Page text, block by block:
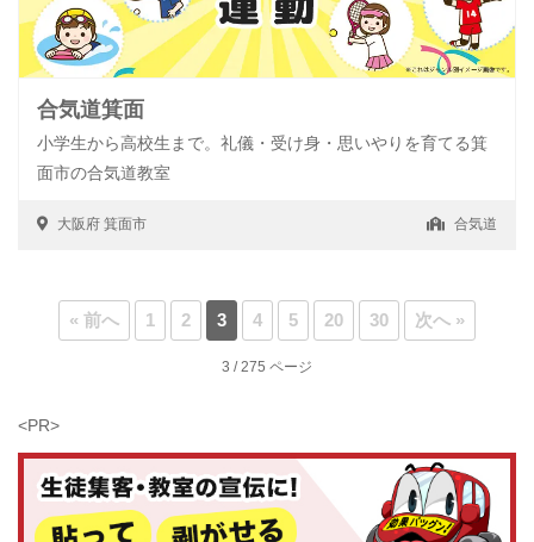
合気道箕面
小学生から高校生まで。礼儀・受け身・思いやりを育てる箕
面市の合気道教室
大阪府 箕面市 合気道
« 前へ 1 2 3 4 5 20 30 次へ »
3 / 275 ページ
<PR>